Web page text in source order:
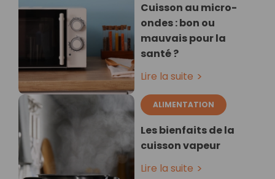
Cuisson au micro-
ondes : bon ou
mauvais pour la
santé ?
Lire la suite
ALIMENTATION
Les bienfaits de la
cuisson vapeur
Lire la suite